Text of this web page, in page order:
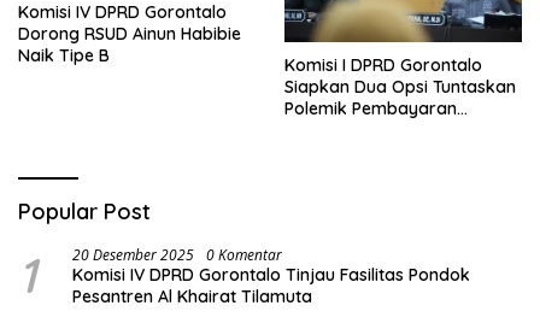
Komisi IV DPRD Gorontalo
Dorong RSUD Ainun Habibie
Naik Tipe B
Komisi I DPRD Gorontalo
Siapkan Dua Opsi Tuntaskan
Polemik Pembayaran
Popular Post
1 20 Desember 2025 0 Komentar
Komisi IV DPRD Gorontalo Tinjau Fasilitas Pondok
Pesantren Al Khairat Tilamuta